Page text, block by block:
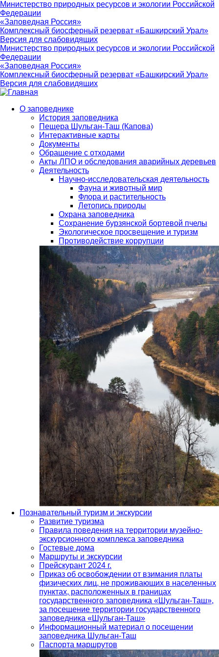
Министерство природных ресурсов и экологии Российской
Федерации
«Заповедная Россия»
Комплексный биосферный резерват «Башкирский Урал»
Версия для слабовидящих
Министерство природных ресурсов и экологии Российской
Федерации
«Заповедная Россия»
Комплексный биосферный резерват «Башкирский Урал»
Версия для слабовидящих
navigation
О заповеднике
История заповедника
Пещера Шульган-Таш (Капова)
Интерактивные карты
Документы
Обращение с отходами
Акты ЛПО и обследования аварийных деревьев
Деятельность
Научно-исследовательская деятельность
Фауна и животный мир
Флора и растительность
Летопись природы
Охрана заповедника
Сохранение бурзянской бортевой пчелы
Экологическое просвещение и туризм
Противодействие коррупции
Познавательный туризм и экскурсии
Развитие туризма
Правила поведения на территории музейно-
экскурсионного комплекса заповедника
Гостевые дома
Маршруты и экскурсии
Прейскурант 2024 г.
Приказ об освобождении от взимания платы
физических лиц, не проживающих в населенных
пунктах, расположенных в границах
государственного заповедника «Шульган-Таш»,
за посещение территории государственного
заповедника «Шульган-Таш»
Информационный материал о посещении
заповедника Шульган-Таш
Паспорта маршрутов